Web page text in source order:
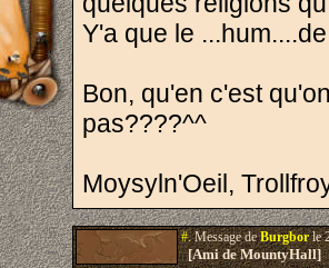
Y'a que le
Bon, qu'en c'est
pas????^^
Moysyln'Oeil,
#.Message deBurgborle
[Ami de MountyHall]